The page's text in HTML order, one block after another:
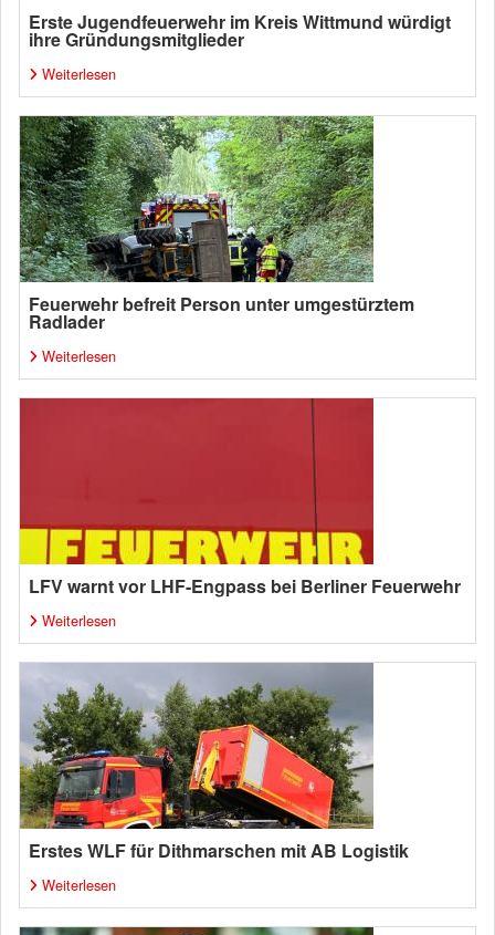
Erste Jugendfeuerwehr im Kreis Wittmund würdigt
ihre Gründungsmitglieder
Weiterlesen
Feuerwehr befreit Person unter umgestürztem
Radlader
Weiterlesen
LFV warnt vor LHF-Engpass bei Berliner Feuerwehr
Weiterlesen
Erstes WLF für Dithmarschen mit AB Logistik
Weiterlesen